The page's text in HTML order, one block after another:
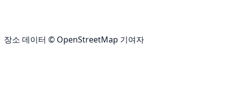
장소 데이터 © OpenStreetMap 기여자